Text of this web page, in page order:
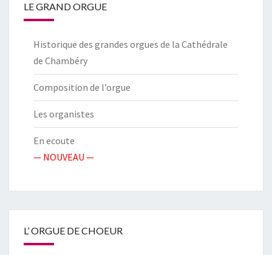
LE GRAND ORGUE
Historique des grandes orgues de la Cathédrale
de Chambéry
Composition de l’orgue
Les organistes
En ecoute
— NOUVEAU —
L’ ORGUE DE CHOEUR